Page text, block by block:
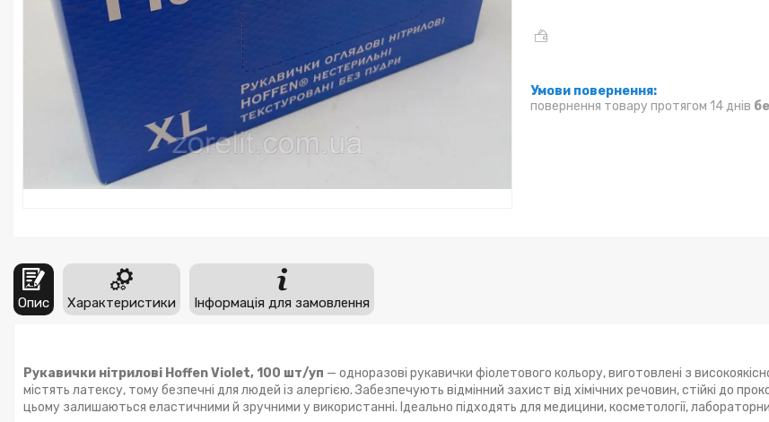
повернення товару протягом 14 днів
Опис Характеристики Інформація для замовлення
Рукавички нітрилові Hoffen Violet, 100 шт/уп — одноразові рукавички фіолетового кольору, виготовлені з
містять латексу, тому безпечні для людей із алергією. Забезпечують відмінний захист від хімічних речовин, стійкі до
цьому залишаються еластичними й зручними у використанні. Ідеально підходять для медицини, косметології,